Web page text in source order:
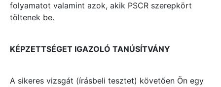
folyamatot valamint azok, akik PSCR szerepkört
töltenek be.
KÉPZETTSÉGET IGAZOLÓ TANÚSÍTVÁNY
A sikeres vizsgát (írásbeli tesztet) követően Ön egy